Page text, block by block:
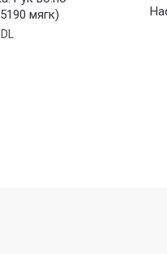
мягк)